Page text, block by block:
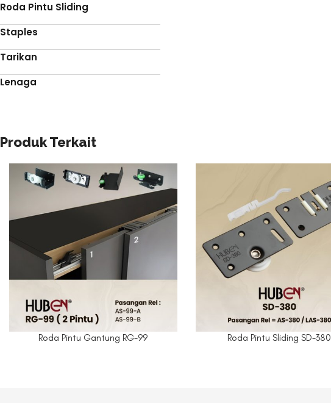
Roda Pintu Sliding
Staples
Tarikan
Lenaga
Produk Terkait
Roda Pintu Gantung RG-99 Roda Pintu Sliding SD-380